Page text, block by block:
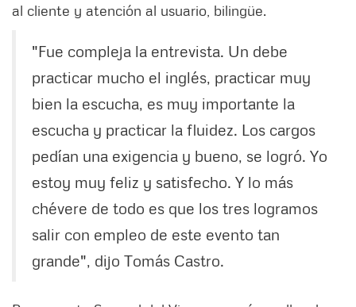
al cliente y atención al usuario, bilingüe.
"Fue compleja la entrevista. Un debe
practicar mucho el inglés, practicar muy
bien la escucha, es muy importante la
escucha y practicar la fluidez. Los cargos
pedían una exigencia y bueno, se logró. Yo
estoy muy feliz y satisfecho. Y lo más
chévere de todo es que los tres logramos
salir con empleo de este evento tan
grande", dijo Tomás Castro.